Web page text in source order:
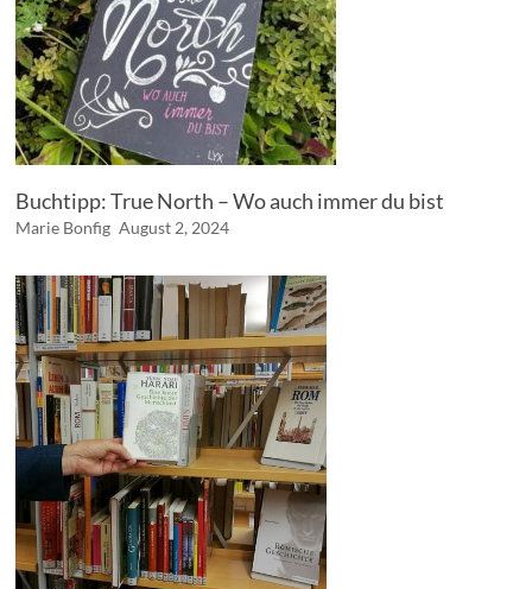
Buchtipp: True North – Wo auch immer du bist
Marie Bonfig August 2, 2024